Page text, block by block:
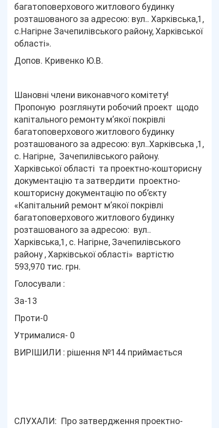
багатоповерхового житлового будинку
розташованого за адресою: вул.. Харківська,1,
с.Нагірне Зачепилівського району, Харківської
області».
Допов. Кривенко Ю.В.
Шановні члени виконавчого комітету!
Пропоную розглянути робочий проект щодо
капітального ремонту м’якої покрівлі
багатоповерхового житлового будинку
розташованого за адресою: вул..Харківська ,1,
с. Нагірне, Зачепилівського району.
Харківської області та проектно-кошторисну
документацію та затвердити проектно-
кошторисну документацію по об’єкту
«Капітальний ремонт м’якої покрівлі
багатоповерхового житлового будинку
розташованого за адресою: вул..
Харківська,1, с. Нагірне, Зачепилівського
району , Харківської області» вартістю
593,970 тис. грн.
Голосували :
За-13
Проти-0
Утрималися- 0
ВИРІШИЛИ : рішення №144 приймається
СЛУХАЛИ: Про затвердження проектно-